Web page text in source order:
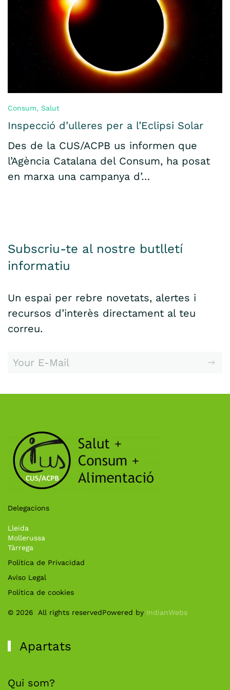
Consum, Salut
Inspecció d’ulleres per a l’Eclipsi Solar
Des de la CUS/ACPB us informen que
l’Agència Catalana del Consum, ha posat
en marxa una campanya d’…
Subscriu-te al nostre butlletí
informatiu
Un espai per rebre novetats, alertes i
recursos d’interès directament al teu
correu.
Delegacions
Lleida
Mollerussa
Tàrrega
Política de Privacidad
Aviso Legal
Política de cookies
© 2026 All rights reservedPowered by IndianWebs
Apartats
Qui som?